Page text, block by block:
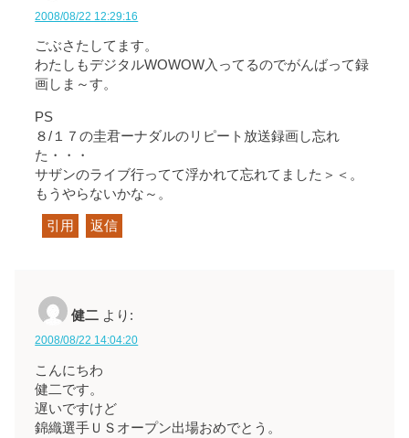
2008/08/22 12:29:16
ごぶさたしてます。
わたしもデジタルWOWOW入ってるのでがんばって録
画しま～す。
PS
８/１７の圭君ーナダルのリピート放送録画し忘れ
た・・・
サザンのライブ行ってて浮かれて忘れてました＞＜。
もうやらないかな～。
引用 返信
健二 より:
2008/08/22 14:04:20
こんにちわ
健二です。
遅いですけど
錦織選手ＵＳオープン出場おめでとう。